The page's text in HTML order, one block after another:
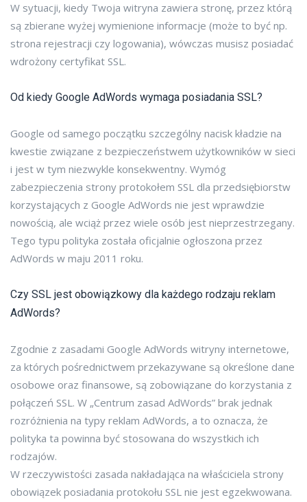
W sytuacji, kiedy Twoja witryna zawiera stronę, przez którą
są zbierane wyżej wymienione informacje (może to być np.
strona rejestracji czy logowania), wówczas musisz posiadać
wdrożony certyfikat SSL.
Od kiedy Google AdWords wymaga posiadania SSL?
Google od samego początku szczególny nacisk kładzie na
kwestie związane z bezpieczeństwem użytkowników w sieci
i jest w tym niezwykle konsekwentny. Wymóg
zabezpieczenia strony protokołem SSL dla przedsiębiorstw
korzystających z Google AdWords nie jest wprawdzie
nowością, ale wciąż przez wiele osób jest nieprzestrzegany.
Tego typu polityka została oficjalnie ogłoszona przez
AdWords w maju 2011 roku.
Czy SSL jest obowiązkowy dla każdego rodzaju reklam
AdWords?
Zgodnie z zasadami Google AdWords witryny internetowe,
za których pośrednictwem przekazywane są określone dane
osobowe oraz finansowe, są zobowiązane do korzystania z
połączeń SSL. W „Centrum zasad AdWords” brak jednak
rozróżnienia na typy reklam AdWords, a to oznacza, że
polityka ta powinna być stosowana do wszystkich ich
rodzajów.
W rzeczywistości zasada nakładająca na właściciela strony
obowiązek posiadania protokołu SSL nie jest egzekwowana.